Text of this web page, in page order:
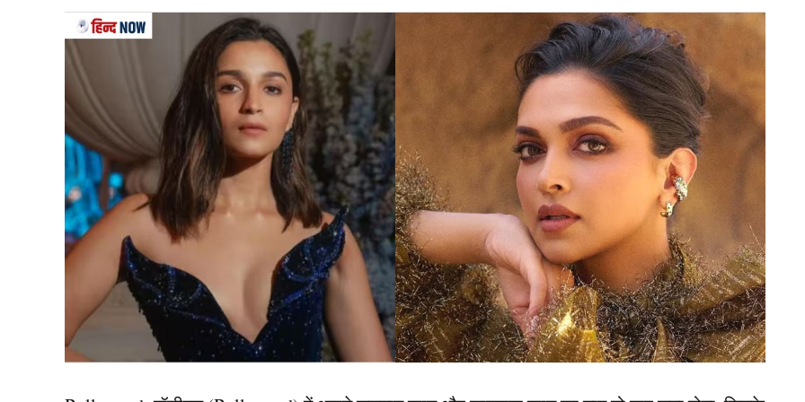
तेजस्वी ने इच्छाधारी नागिन का किरदार निभाया था. अब वह इसी रोल में कैमियो कर रही हैं. गौरतलब है कि नागिन
7’ (Naagin 7 Star Cast) के पहले एपिसोड में प्रगति जिस बच्ची काे मरने से पहले जन्म देती है, वही बड़ी होकर
‘नागिन 7’ की अनंता बनती है.
4. नमिक पॉल
लिस्ट में चौथा नाम नमिक पॉल का है. नागिन 7’ (Naagin 7 Star Cast) में अभिनेता अहम भूमिका में हैं. उन्होंने शो में
आर्यमन का किरदार निभाया है. रिपोर्ट्स है कि सीरियल में नमिक एक ड्रैगन के किरदार में दिखाई दे सकते हैं.
5.करण कुंद्रा
‘नागिन 7’ (Naagin 7 Star Cast) में करण कुंद्रा भी अहम किरदार में हैं. करण ने शो में डॉ. तुषार सिन्हा का
किरदार निभा रहे हैं. वहीं, शो में एलिस कौशिक, बीना बनर्जी, रुही चतुर्वेदी जैसे मशहूर स्टार्स भी दिखाई देने वाले हैं.